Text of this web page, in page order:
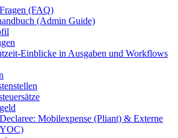
(FAQ)
(Admin Guide)
Einblicke in Ausgaben und Workflows
Mobilexpense (Pliant) & Externe